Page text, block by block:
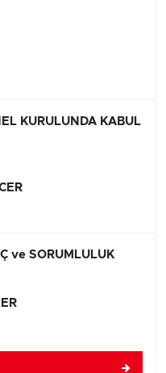
KURULUNDA KABUL
ve SORUMLULUK